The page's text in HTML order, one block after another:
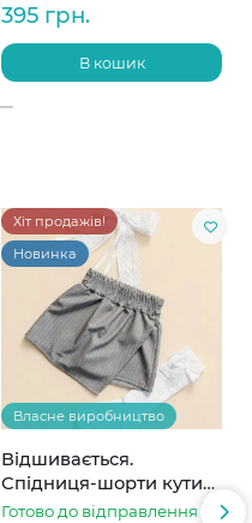
395 грн.
В кошик
Хіт продажів!
Новинка
Власне виробництво
Відшивається.
Спідниця-шорти кутик
сіра в смужку
Готово до відправлення